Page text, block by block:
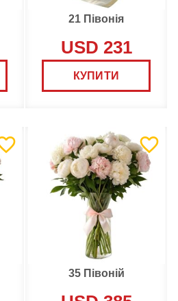
21 Півонія
USD 231
КУПИТИ
35 Півоній